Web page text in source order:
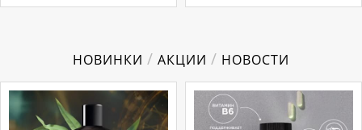
НОВИНКИ / АКЦИИ / НОВОСТИ